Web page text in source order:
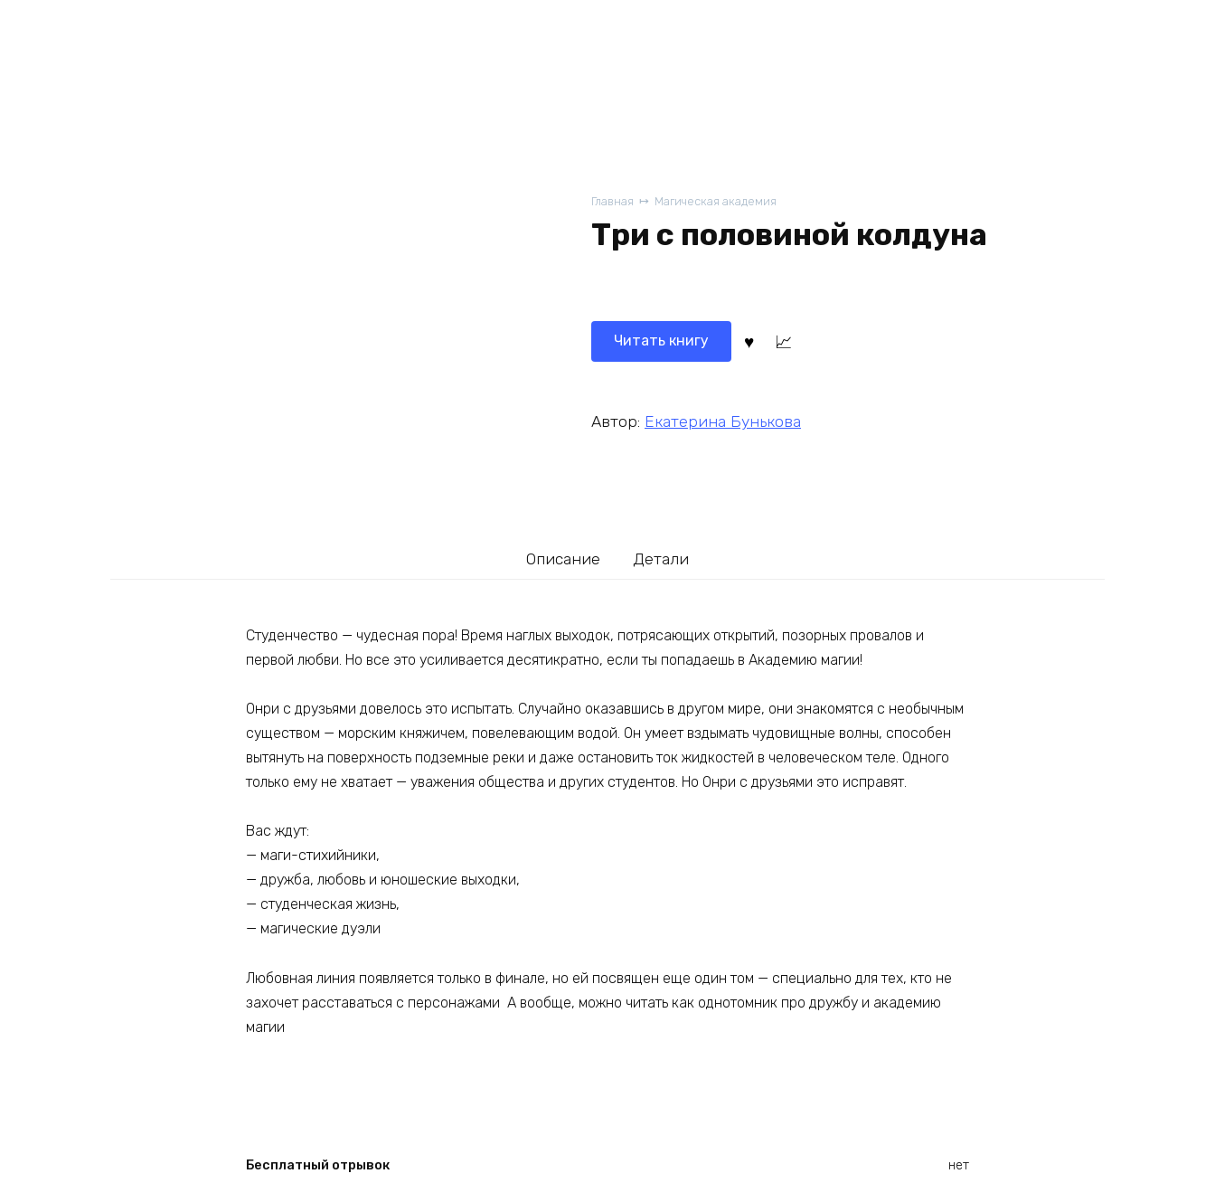
Главная Магическая академия
Три с половиной колдуна
Читать книгу
Автор: Екатерина Бунькова
Описание Детали
Студенчество — чудесная пора! Время наглых выходок, потрясающих открытий, позорных провалов и
первой любви. Но все это усиливается десятикратно, если ты попадаешь в Академию магии!
Онри с друзьями довелось это испытать. Случайно оказавшись в другом мире, они знакомятся с необычным
существом — морским княжичем, повелевающим водой. Он умеет вздымать чудовищные волны, способен
вытянуть на поверхность подземные реки и даже остановить ток жидкостей в человеческом теле. Одного
только ему не хватает — уважения общества и других студентов. Но Онри с друзьями это исправят.
Вас ждут:
— маги-стихийники,
— дружба, любовь и юношеские выходки,
— студенческая жизнь,
— магические дуэли
Любовная линия появляется только в финале, но ей посвящен еще один том — специально для тех, кто не
захочет расставаться с персонажами А вообще, можно читать как однотомник про дружбу и академию
магии
Бесплатный отрывок нет